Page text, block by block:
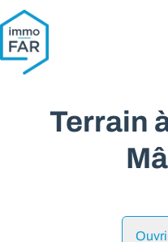
Aller au contenu principal
Terrain